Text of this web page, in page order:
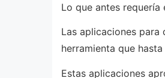
Lo que antes
Las aplicaciones
herramienta que
Estas aplicaciones